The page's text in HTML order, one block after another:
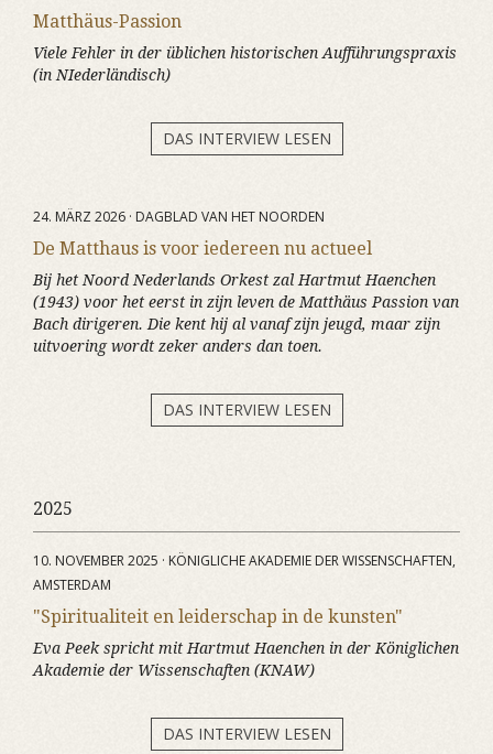
Matthäus-Passion
Viele Fehler in der üblichen historischen Aufführungspraxis
(in NIederländisch)
DAS INTERVIEW LESEN
24. MÄRZ 2026 · DAGBLAD VAN HET NOORDEN
De Matthaus is voor iedereen nu actueel
Bij het Noord Nederlands Orkest zal Hartmut Haenchen
(1943) voor het eerst in zijn leven de Matthäus Passion van
Bach dirigeren. Die kent hij al vanaf zijn jeugd, maar zijn
uitvoering wordt zeker anders dan toen.
DAS INTERVIEW LESEN
2025
10. NOVEMBER 2025 · KÖNIGLICHE AKADEMIE DER WISSENSCHAFTEN,
AMSTERDAM
"Spiritualiteit en leiderschap in de kunsten"
Eva Peek spricht mit Hartmut Haenchen in der Königlichen
Akademie der Wissenschaften (KNAW)
DAS INTERVIEW LESEN